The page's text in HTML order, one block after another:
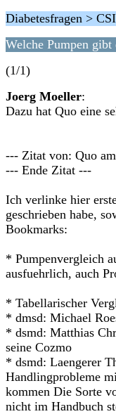
Diabetesfragen >
Welche Pumpen gibt
(1/1)
Joerg Moeller:
Dazu hat Quo eine
--- Zitat von: Quo
--- Ende Zitat ---
Ich verlinke hier
geschrieben habe,
Bookmarks:
* Pumpenvergleich
ausfuehrlich, auch
* Tabellarischer
* dmsd: Michael
* dsmd: Matthias
seine Cozmo
* dsmd: Laengerer
Handlingprobleme
kommen Die Sorte
nicht im Handbuch